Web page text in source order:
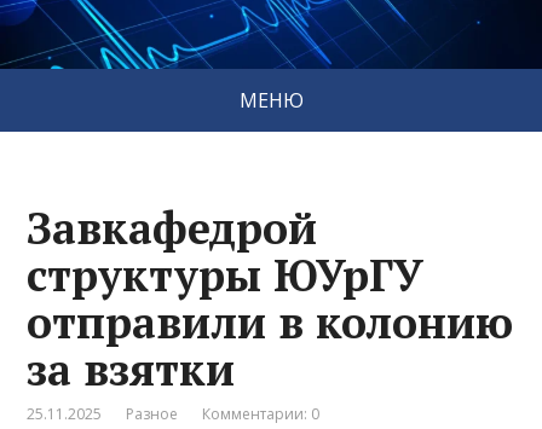
МЕНЮ
Завкафедрой
структуры ЮУрГУ
отправили в колонию
за взятки
25.11.2025 Разное Комментарии: 0